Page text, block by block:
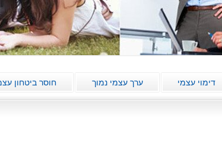
דימוי עצמי ערך עצמי נמוך חוסר ביטחון